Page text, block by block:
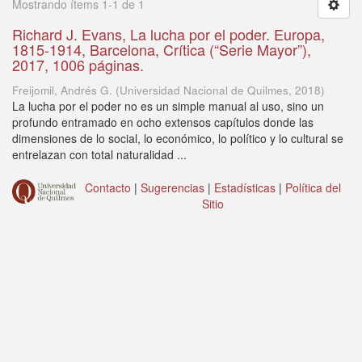
Mostrando ítems 1-1 de 1
Richard J. Evans, La lucha por el poder. Europa,
1815-1914, Barcelona, Crítica (“Serie Mayor”),
2017, 1006 páginas.
Freijomil, Andrés G. (Universidad Nacional de Quilmes, 2018)
La lucha por el poder no es un simple manual al uso, sino un
profundo entramado en ocho extensos capítulos donde las
dimensiones de lo social, lo económico, lo político y lo cultural se
entrelazan con total naturalidad ...
Contacto | Sugerencias | Estadísticas | Política del
Sitio